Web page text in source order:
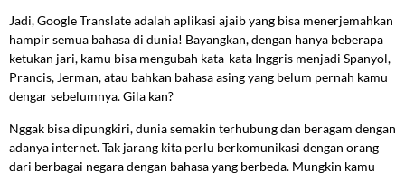
Jadi, Google Translate adalah aplikasi ajaib yang bisa menerjemahkan
hampir semua bahasa di dunia! Bayangkan, dengan hanya beberapa
ketukan jari, kamu bisa mengubah kata-kata Inggris menjadi Spanyol,
Prancis, Jerman, atau bahkan bahasa asing yang belum pernah kamu
dengar sebelumnya. Gila kan?
Nggak bisa dipungkiri, dunia semakin terhubung dan beragam dengan
adanya internet. Tak jarang kita perlu berkomunikasi dengan orang
dari berbagai negara dengan bahasa yang berbeda. Mungkin kamu